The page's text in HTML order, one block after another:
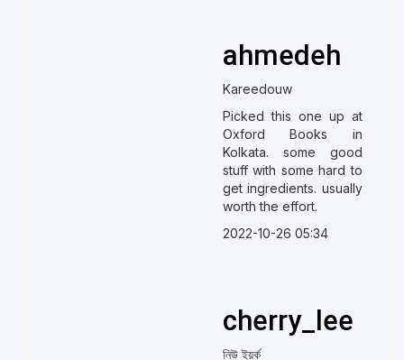
ahmedeh
Kareedouw
Picked this one up at
Oxford Books in
Kolkata. some good
stuff with some hard to
get ingredients. usually
worth the effort.
2022-10-26 05:34
cherry_lee
নিউ ইয়র্ক